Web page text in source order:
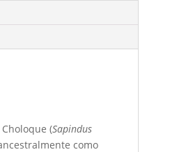
(Sapindus
como